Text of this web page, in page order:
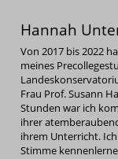
Hannah
Von 2017 bis 2022
meines
Frau Prof. Susann
Stunden war ich
ihrer
ihrem Unterricht.
Stimme